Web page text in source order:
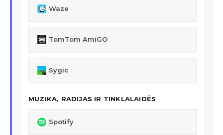
Waze
TomTom AmiGO
Sygic
MUZIKA, RADIJAS IR TINKLALAIDĖS
Spotify